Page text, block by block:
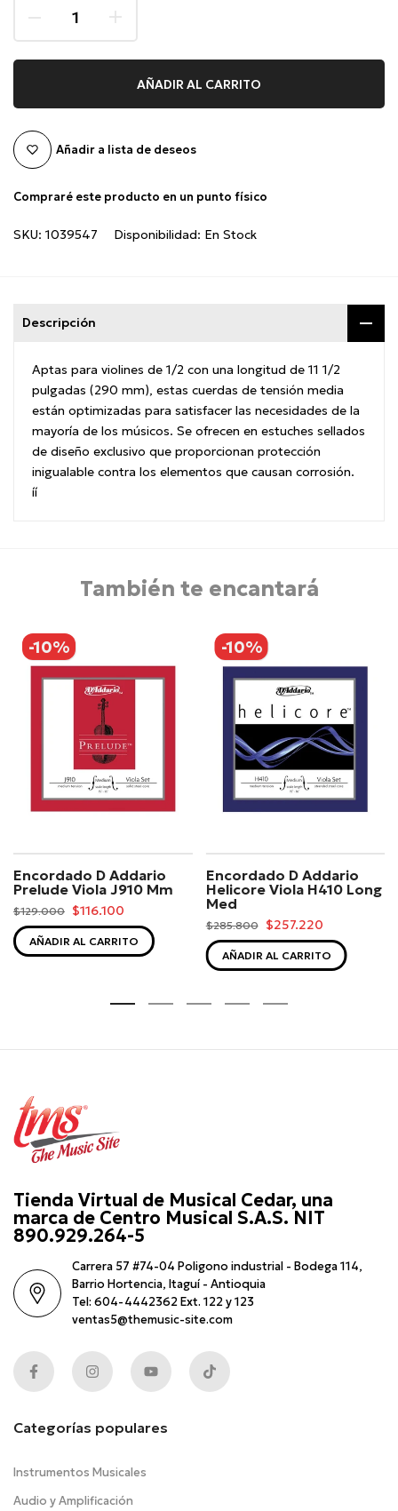
AÑADIR AL CARRITO
Añadir a lista de deseos
Compraré este producto en un punto físico
SKU: 1039547 Disponibilidad: En Stock
Descripción
Aptas para violines de 1/2 con una longitud de 11 1/2
pulgadas (290 mm), estas cuerdas de tensión media
están optimizadas para satisfacer las necesidades de la
mayorí­a de los músicos. Se ofrecen en estuches sellados
de diseño exclusivo que proporcionan protección
inigualable contra los elementos que causan corrosión.
íí
También te encantará
-10%
Encordado D Addario
Prelude Viola J910 Mm
$129.000 $116.100
AÑADIR AL CARRITO
-10%
Encordado D Addario
Helicore Viola H410 Long
Med
$285.800 $257.220
AÑADIR AL CARRITO
Tienda Virtual de Musical Cedar, una
marca de Centro Musical S.A.S. NIT
890.929.264-5
Carrera 57 #74-04 Poligono industrial - Bodega 114,
Barrio Hortencia, Itaguí - Antioquia
Tel: 604-4442362 Ext. 122 y 123
ventas5@themusic-site.com
Categorías populares
Instrumentos Musicales
Audio y Amplificación